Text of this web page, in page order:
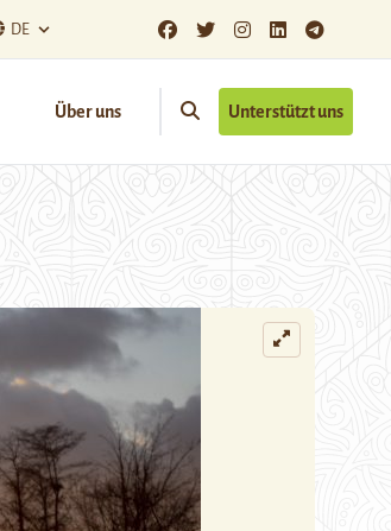
DE
Über uns Unterstützt uns